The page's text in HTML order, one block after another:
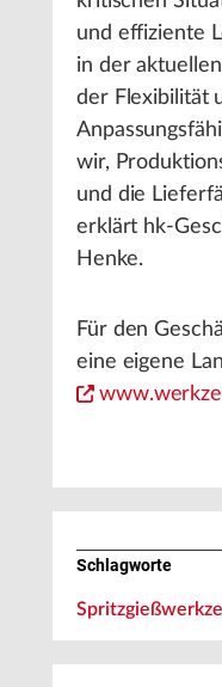
und effiziente
in der
der Flexibilität
wir,
und die
erklärt hk-
Henke.
Für den
eine eigene
Schlagworte